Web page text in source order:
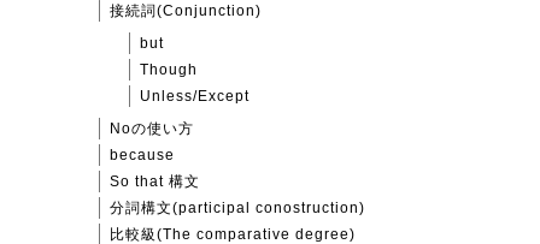
接続詞(Conjunction)
but
Though
Unless/Except
Noの使い方
because
So that 構文
分詞構文(participal conostruction)
比較級(The comparative degree)